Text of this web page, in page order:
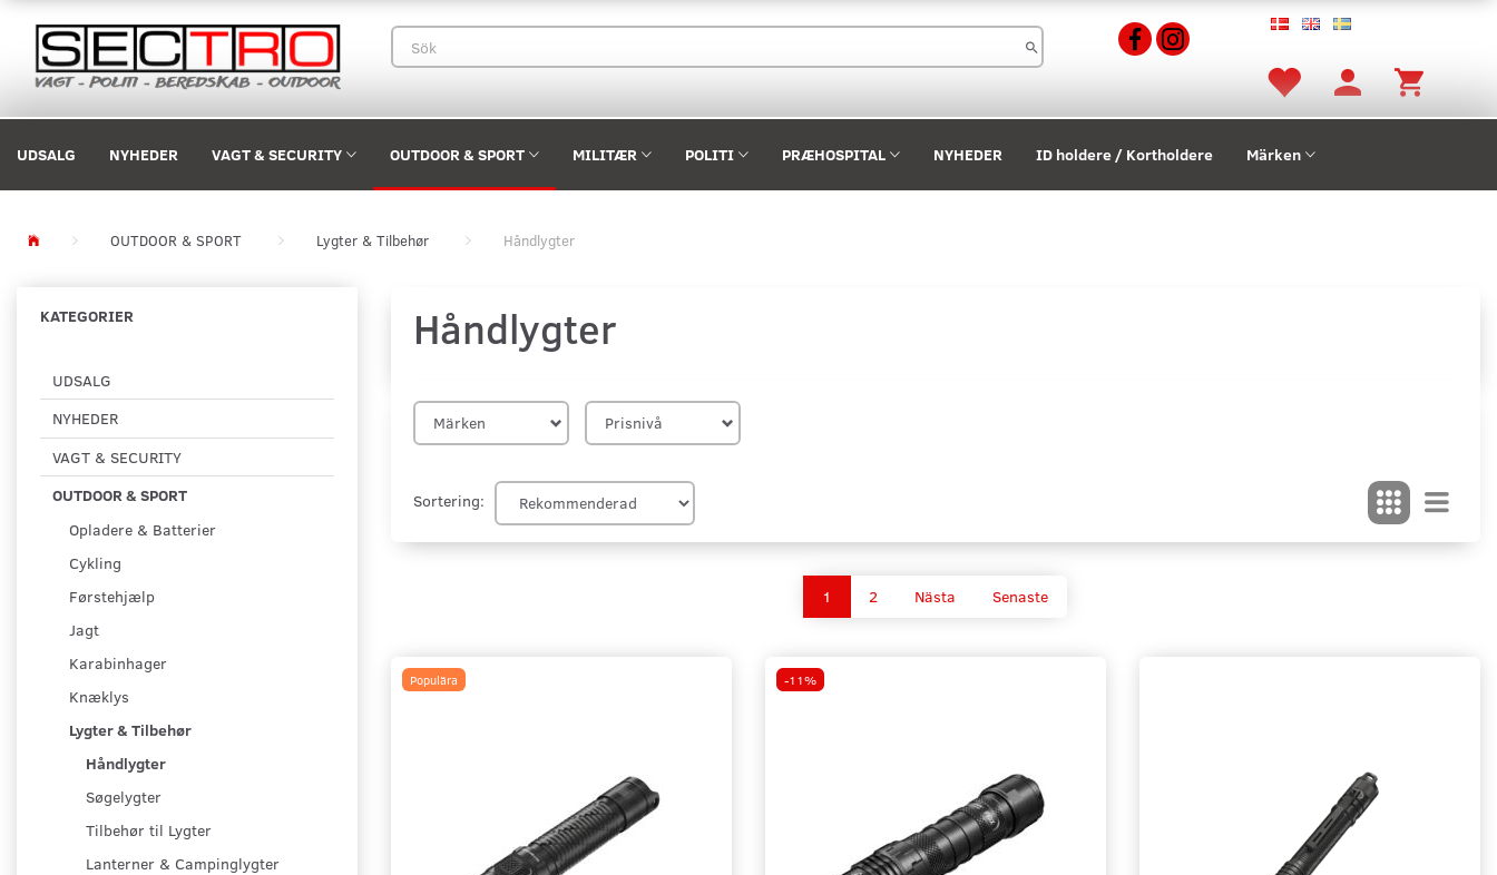
UDSALG NYHEDER VAGT & SECURITY OUTDOOR & SPORT MILITÆR POLITI PRÆHOSPITAL NYHEDER ID holdere / Kortholdere Märken
OUTDOOR & SPORT Lygter & Tilbehør Håndlygter
KATEGORIER
UDSALG
NYHEDER
VAGT & SECURITY
OUTDOOR & SPORT
Opladere & Batterier
Cykling
Førstehjælp
Jagt
Karabinhager
Knæklys
Lygter & Tilbehør
Håndlygter
Søgelygter
Tilbehør til Lygter
Lanterner & Campinglygter
Håndlygter
Märken Prisnivå
Sortering:
1 2 Nästa Senaste
Populära -11%